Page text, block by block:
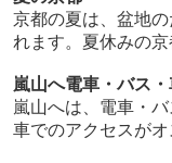
京都の夏は、盆地
れます。夏休みの
嵐山へ電車・バス
嵐山へは、電車・
車でのアクセスがオ